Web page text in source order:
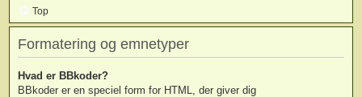
Top
Formatering og emnetyper
Hvad er BBkoder?
BBkoder er en speciel form for HTML, der giver dig